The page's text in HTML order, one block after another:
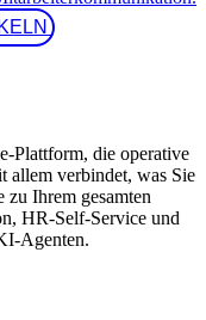
Plattform, die operative
allem verbindet, was Sie
Ihrem gesamten
HR-Self-Service und
Agenten.